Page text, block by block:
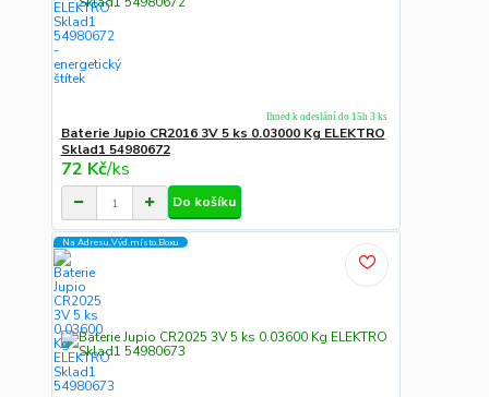
Baterie Jupio CR2016 3V 5 ks 0.03000 Kg ELEKTRO
Sklad1 54980672
72 Kč/ks
Ihned k odeslání do 15h 3 ks
Do košíku
Na Adresu,Výd.místo,Boxu